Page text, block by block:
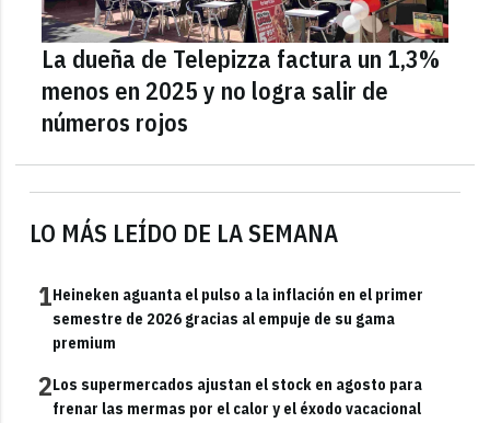
LO MÁS LEÍDO DE LA SEMANA
1Heineken aguanta el pulso a la inflación en el primer
semestre de 2026 gracias al empuje de su gama
premium
2Los supermercados ajustan el stock en agosto para
frenar las mermas por el calor y el éxodo vacacional
La dueña de Telepizza factura un 1,3%
menos en 2025 y no logra salir de
números rojos